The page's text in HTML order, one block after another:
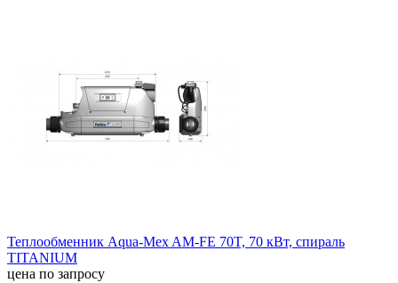
Теплообменник Aqua-Mex AM-FE 70T, 70 кВт, спираль
TITANIUM
цена по запросу